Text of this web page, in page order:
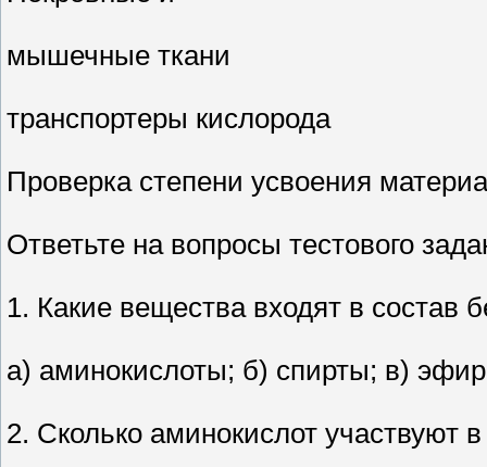
мышечные ткани
транспортеры кислорода
Проверка степени усвоения
Ответьте на вопросы тестового
1. Какие вещества входят в состав
а) аминокислоты; б) спирты; в)
2. Сколько аминокислот участвуют